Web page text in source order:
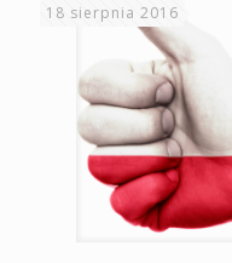
18 sierpnia 2016